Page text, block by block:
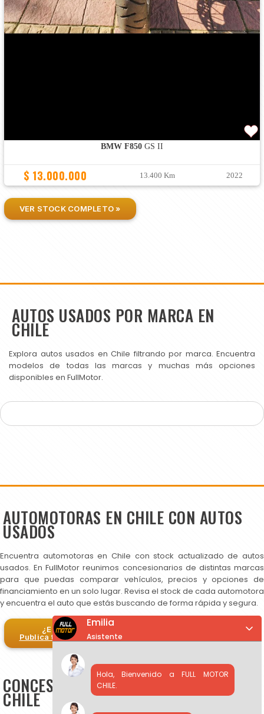
BMW F850GS II
$ 13.000.000 13.400 Km 2022
VER STOCK COMPLETO »
AUTOS USADOS POR MARCA EN
CHILE
Explora autos usados en Chile filtrando por marca. Encuentra
modelos de todas las marcas y muchas más opciones
disponibles en FullMotor.
AUTOMOTORAS EN CHILE CON AUTOS
USADOS
Encuentra automotoras en Chile con stock actualizado de autos
usados. En FullMotor reunimos concesionarios de distintas marcas
para que puedas comparar vehículos, precios y opciones de
financiamiento en un solo lugar. Revisa el stock de cada automotora
y encuentra el auto que estás buscando de forma rápida y segura.
¿Eres automotora?
Publica tus autos en FullMotor
CONCESIONARIOS DE AUTOS USADOS EN
CHILE
Emilia
Asistente
Hola, Bienvenido a FULL MOTOR
CHILE.